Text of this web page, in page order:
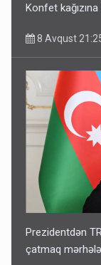
Konfet
8 Avqust
Prezidentdən
çatmaq